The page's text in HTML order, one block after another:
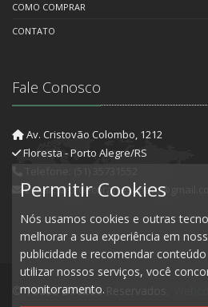
COMO COMPRAR
CONTATO
Fale Conosco
Av. Cristovão Colombo, 1212
Floresta - Porto Alegre/RS
E-mail:
© Todos Direitos Reservados.
Permitir Cookies
Nós usamos cookies e outras
melhorar a sua experiência em
publicidade e recomendar
utilizar nossos serviços, você
monitoramento.